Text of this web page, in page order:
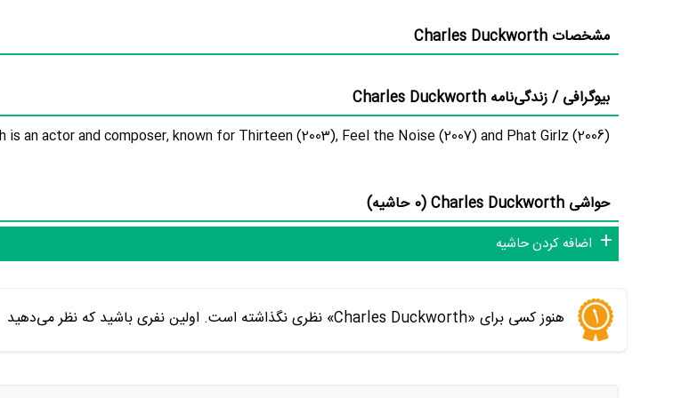
مشخصات Charles Duckworth
بیوگرافی / زندگی‌نامه Charles Duckworth
is an actor and composer, known for Thirteen (2003), Feel the Noise (2007) and Phat Girlz (2006).
حواشی Charles Duckworth (0 حاشیه)
اضافه کردن حاشیه
هنوز کسی برای «Charles Duckworth» نظری نگذاشته است. اولین نفری باشید که نظر می‌دهید